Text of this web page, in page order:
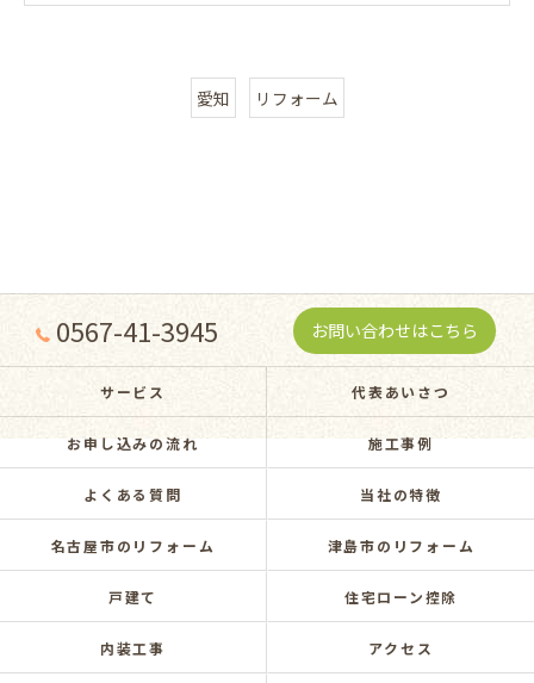
愛知 リフォーム
0567-41-3945 お問い合わせはこちら
サービス 代表あいさつ
お申し込みの流れ 施工事例
よくある質問 当社の特徴
名古屋市のリフォーム 津島市のリフォーム
戸建て 住宅ローン控除
内装工事 アクセス